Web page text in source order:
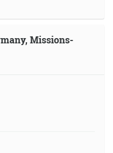
Missions-